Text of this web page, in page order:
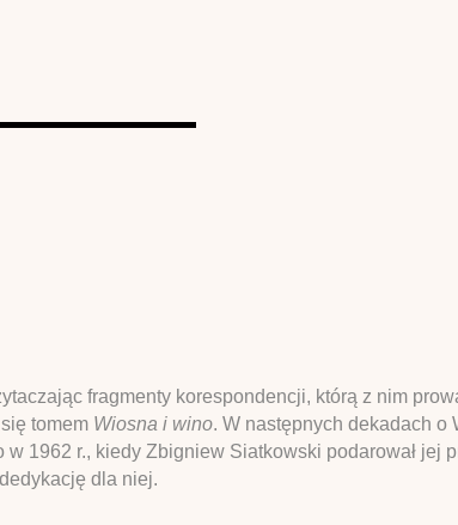
fragmenty korespondencji, którą z nim
tomem Wiosna i wino. W następnych dekadach o
1962 r., kiedy Zbigniew Siatkowski podarował jej
dla niej.